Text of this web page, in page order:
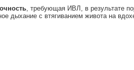
, требующая ИВЛ, в результате
дыхание с втягиванием живота на